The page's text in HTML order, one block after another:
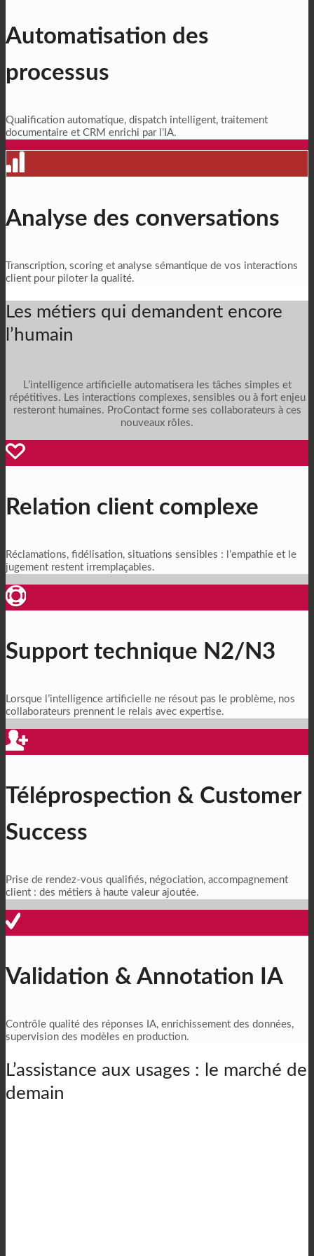
Automatisation des
processus
Qualification automatique, dispatch intelligent, traitement
documentaire et CRM enrichi par l’IA.
Analyse des conversations
Transcription, scoring et analyse sémantique de vos interactions
client pour piloter la qualité.
Les métiers qui demandent encore
l’humain
L’intelligence artificielle automatisera les tâches simples et
répétitives. Les interactions complexes, sensibles ou à fort enjeu
resteront humaines. ProContact forme ses collaborateurs à ces
nouveaux rôles.
Relation client complexe
Réclamations, fidélisation, situations sensibles : l’empathie et le
jugement restent irremplaçables.
Support technique N2/N3
Lorsque l’intelligence artificielle ne résout pas le problème, nos
collaborateurs prennent le relais avec expertise.
Téléprospection & Customer
Success
Prise de rendez-vous qualifiés, négociation, accompagnement
client : des métiers à haute valeur ajoutée.
Validation & Annotation IA
Contrôle qualité des réponses IA, enrichissement des données,
supervision des modèles en production.
L’assistance aux usages : le marché de
demain